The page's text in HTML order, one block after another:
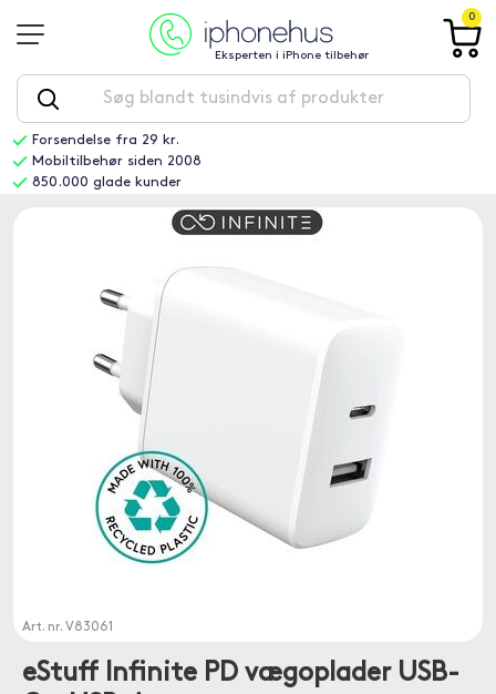
Eksperten i iPhone tilbehør
0
Forsendelse fra 29 kr.
Mobiltilbehør siden 2008
850.000 glade kunder
Art. nr. V83061
eStuff Infinite PD vægoplader USB-